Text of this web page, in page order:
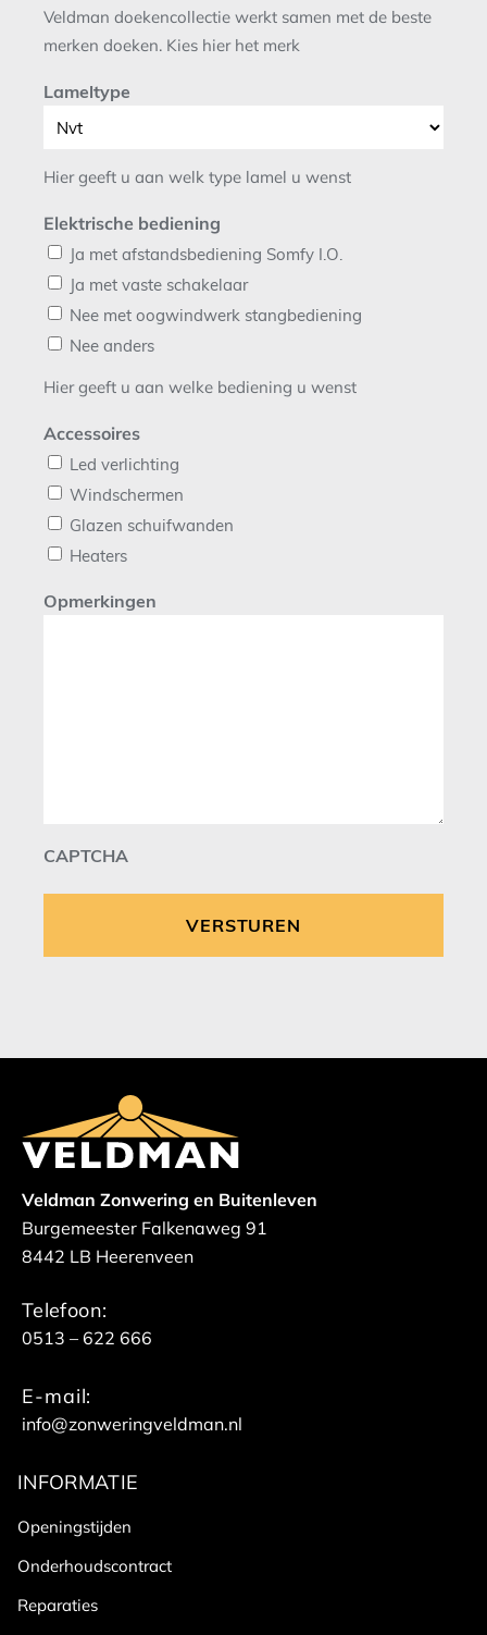
Veldman doekencollectie werkt samen met de beste
merken doeken. Kies hier het merk
Lameltype
Hier geeft u aan welk type lamel u wenst
Elektrische bediening
Ja met afstandsbediening Somfy I.O.
Ja met vaste schakelaar
Nee met oogwindwerk stangbediening
Nee anders
Hier geeft u aan welke bediening u wenst
Accessoires
Led verlichting
Windschermen
Glazen schuifwanden
Heaters
Opmerkingen
CAPTCHA
Veldman Zonwering en Buitenleven
Burgemeester Falkenaweg 91
8442 LB Heerenveen
Telefoon:
0513 – 622 666
E-mail:
info@zonweringveldman.nl
INFORMATIE
Openingstijden
Onderhoudscontract
Reparaties